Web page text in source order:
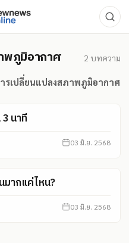
แปลงสภาพภูมิ
พภูมิอากาศ 2 บทความ
รเปลี่ยนแปลงสภาพภูมิอากาศ
นาที
03 มิ.ย. 2568
มากแค่ไหน?
03 มิ.ย. 2568